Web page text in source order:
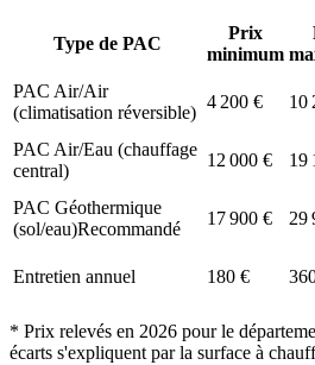
Type de PAC
Prix
minimum
PAC Air/Air
(climatisation réversible)
4 200 € 10
PAC Air/Eau (chauffage
central)
12 000 € 19
PAC Géothermique
(sol/eau)Recommandé
17 900 € 29
Entretien annuel
180 €
* Prix relevés en 2026 pour le
écarts s'expliquent par la surface à